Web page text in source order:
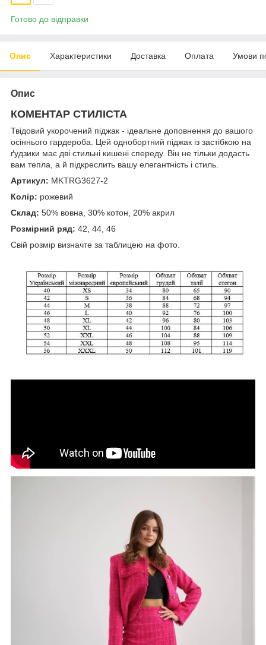
Готово до відправки
Опис Характеристики Доставка Оплата Умови
Опис
КОМЕНТАР СТИЛІСТА
Твідовий укорочений піджак - ідеальне доповнення до вашого
осіннього гардероба. Цей однобортний піджак із застібкою на
ґудзики має дві стильні кишені спереду. Він не тільки додасть
вам тепла, а й підкреслить вашу елегантність і стиль.
Артикул: MKTRG3627-2
Колір: рожевий
Склад: 50% вовна, 30% котон, 20% акрил
Розмірний ряд: 42, 44, 46
Свій розмір визначте за таблицею на фото.